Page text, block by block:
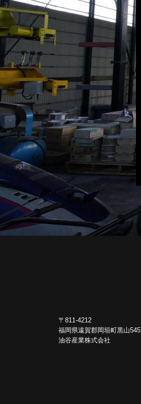
〒811-4212
福岡県遠賀郡岡垣町黒山545
油谷産業株式会社